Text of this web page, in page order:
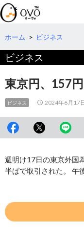
検
索
コ
テ
へ
移
動
ホーム > ビジネス
ビジネス
東京円、157
ビジネス 2024年6月17
週明け17日の東京外国
半ばで取引された。 午